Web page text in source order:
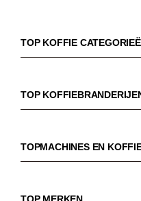
TOP KOFFIE
Koffiebonen
Biologische koffie
TOP
Dinzler
Elbgold
TOPMACHINES EN
Pistonmachines